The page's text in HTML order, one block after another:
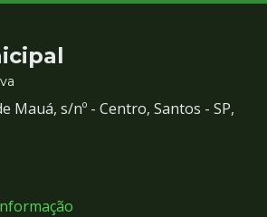
Mauá, s/nº - Centro, Santos - SP,